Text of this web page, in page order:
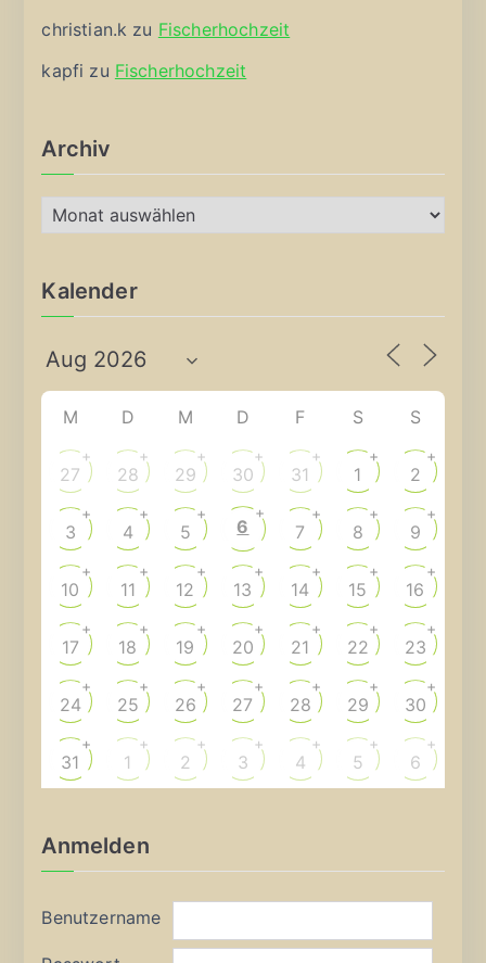
christian.k zu Fischerhochzeit
kapfi zu Fischerhochzeit
Archiv
r
h
v
Kalender
M D M D F S S
27
+
28
+
29
+
30
+
31
+
1
+
2
+
3
+
4
+
5
+
6
+
7
+
8
+
9
+
10
+
11
+
12
+
13
+
14
+
15
+
16
+
17
+
18
+
19
+
20
+
21
+
22
+
23
+
24
+
25
+
26
+
27
+
28
+
29
+
30
+
31
+
1
+
2
+
3
+
4
+
5
+
6
+
Anmelden
Benutzername